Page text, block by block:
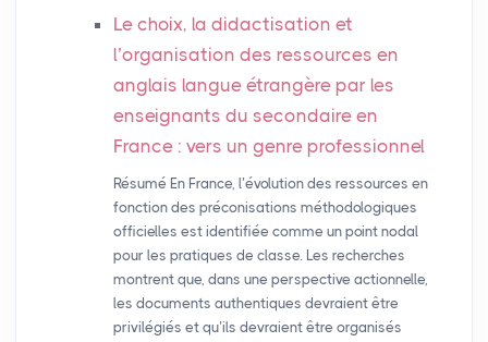
Le choix, la didactisation et
l’organisation des ressources en
anglais langue étrangère par les
enseignants du secondaire en
France : vers un genre professionnel
Résumé En France, l’évolution des ressources en
fonction des préconisations méthodologiques
officielles est identifiée comme un point nodal
pour les pratiques de classe. Les recherches
montrent que, dans une perspective actionnelle,
les documents authentiques devraient être
privilégiés et qu’ils devraient être organisés